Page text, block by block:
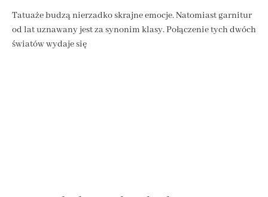
Tatuaże budzą nierzadko skrajne emocje. Natomiast garnitur
od lat uznawany jest za synonim klasy. Połączenie tych dwóch
światów wydaje się